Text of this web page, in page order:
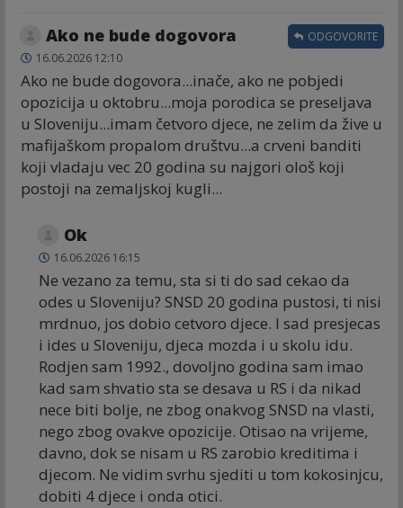
Ako ne bude dogovora
16.06.2026 12:10
Ako ne bude dogovora...inače, ako ne pobjedi
opozicija u oktobru...moja porodica se preseljava
u Sloveniju...imam četvoro djece, ne zelim da žive u
mafijaškom propalom društvu...a crveni banditi
koji vladaju vec 20 godina su najgori ološ koji
postoji na zemaljskoj kugli...
ODGOVORITE
Ok
16.06.2026 16:15
Ne vezano za temu, sta si ti do sad cekao da
odes u Sloveniju? SNSD 20 godina pustosi, ti nisi
mrdnuo, jos dobio cetvoro djece. I sad presjecas
i ides u Sloveniju, djeca mozda i u skolu idu.
Rodjen sam 1992., dovoljno godina sam imao
kad sam shvatio sta se desava u RS i da nikad
nece biti bolje, ne zbog onakvog SNSD na vlasti,
nego zbog ovakve opozicije. Otisao na vrijeme,
davno, dok se nisam u RS zarobio kreditima i
djecom. Ne vidim svrhu sjediti u tom kokosinjcu,
dobiti 4 djece i onda otici.